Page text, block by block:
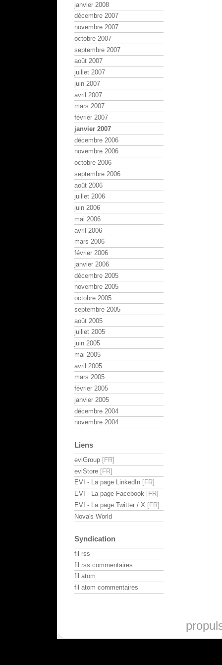
janvier 2008
décembre 2007
novembre 2007
octobre 2007
septembre 2007
août 2007
juillet 2007
juin 2007
avril 2007
mars 2007
février 2007
janvier 2007
décembre 2006
novembre 2006
octobre 2006
septembre 2006
août 2006
juillet 2006
juin 2006
mai 2006
avril 2006
mars 2006
février 2006
janvier 2006
décembre 2005
novembre 2005
octobre 2005
septembre 2005
août 2005
juillet 2005
juin 2005
mai 2005
avril 2005
mars 2005
février 2005
janvier 2005
décembre 2004
novembre 2004
Liens
eviGroup
eviStore
EVI - La page LinkedIn
EVI - La page Facebook
EVI - La page Twitter / X
Nova's World
Syndication
fil rss
fil rss commentaires
fil atom
fil atom commentaires